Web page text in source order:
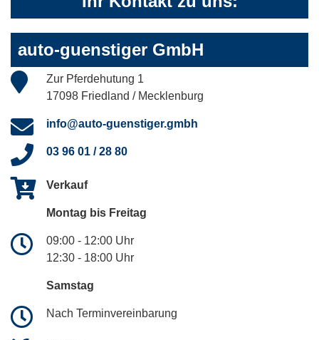
auto-guenstiger GmbH
Zur Pferdehutung 1
17098 Friedland / Mecklenburg
info@auto-guenstiger.gmbh
03 96 01 / 28 80
Verkauf
Montag bis Freitag
09:00 - 12:00 Uhr
12:30 - 18:00 Uhr
Samstag
Nach Terminvereinbarung